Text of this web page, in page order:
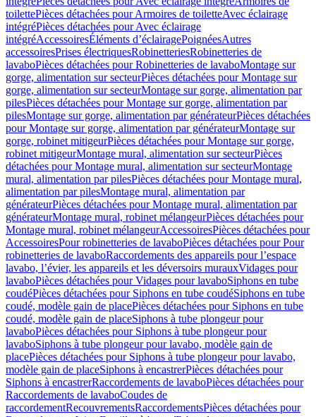
toilettePièces détachées pour Armoires de toiletteAvec éclairage
intégréPièces détachées pour Avec éclairage
intégréAccessoiresÉléments d’éclairagePoignéesAutres
accessoiresPrises électriquesRobinetteriesRobinetteries de
lavaboPièces détachées pour Robinetteries de lavaboMontage sur
gorge, alimentation sur secteurPièces détachées pour Montage sur
gorge, alimentation sur secteurMontage sur gorge, alimentation par
pilesPièces détachées pour Montage sur gorge, alimentation par
pilesMontage sur gorge, alimentation par générateurPièces détachées
pour Montage sur gorge, alimentation par générateurMontage sur
gorge, robinet mitigeurPièces détachées pour Montage sur gorge,
robinet mitigeurMontage mural, alimentation sur secteurPièces
détachées pour Montage mural, alimentation sur secteurMontage
mural, alimentation par pilesPièces détachées pour Montage mural,
alimentation par pilesMontage mural, alimentation par
générateurPièces détachées pour Montage mural, alimentation par
générateurMontage mural, robinet mélangeurPièces détachées pour
Montage mural, robinet mélangeurAccessoiresPièces détachées pour
AccessoiresPour robinetteries de lavaboPièces détachées pour Pour
robinetteries de lavaboRaccordements des appareils pour l’espace
lavabo, l’évier, les appareils et les déversoirs murauxVidages pour
lavaboPièces détachées pour Vidages pour lavaboSiphons en tube
coudéPièces détachées pour Siphons en tube coudéSiphons en tube
coudé, modèle gain de placePièces détachées pour Siphons en tube
coudé, modèle gain de placeSiphons à tube plongeur pour
lavaboPièces détachées pour Siphons à tube plongeur pour
lavaboSiphons à tube plongeur pour lavabo, modèle gain de
placePièces détachées pour Siphons à tube plongeur pour lavabo,
modèle gain de placeSiphons à encastrerPièces détachées pour
Siphons à encastrerRaccordements de lavaboPièces détachées pour
Raccordements de lavaboCoudes de
raccordementRecouvrementsRaccordementsPièces détachées pour